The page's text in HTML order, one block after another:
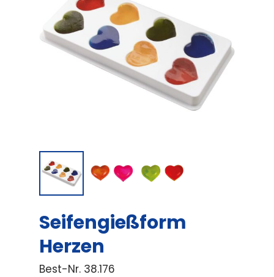
Seifengießform
Herzen
Best-Nr. 38.176